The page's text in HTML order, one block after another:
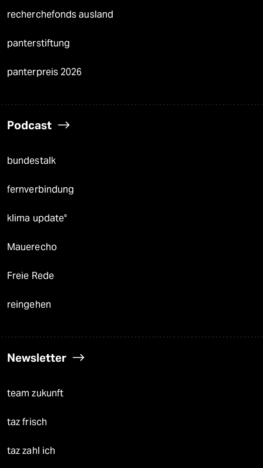
recherchefonds ausland
panterstiftung
panterpreis 2026
Podcast
bundestalk
fernverbindung
klima update°
Mauerecho
Freie Rede
reingehen
Newsletter
team zukunft
taz frisch
taz zahl ich